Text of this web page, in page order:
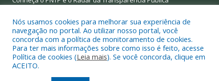
Todos os direitos reservados a Prefeitura Municipal de Limoeiro
do Ajuru.
Nós usamos cookies para melhorar sua experiência de
navegação no portal. Ao utilizar nosso portal, você
concorda com a política de monitoramento de cookies.
Para ter mais informações sobre como isso é feito, acesse
Política de cookies (Leia mais). Se você concorda, clique em
ACEITO.